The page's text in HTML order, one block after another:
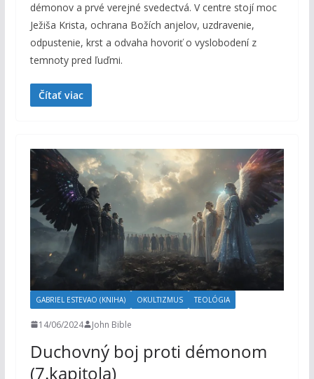
démonov a prvé verejné svedectvá. V centre stojí moc
Ježiša Krista, ochrana Božích anjelov, uzdravenie,
odpustenie, krst a odvaha hovoriť o vyslobodení z
temnoty pred ľuďmi.
Čítať viac
GABRIEL ESTEVAO (KNIHA) OKULTIZMUS TEOLÓGIA
14/06/2024 John Bible
Duchovný boj proti démonom
(7.kapitola)